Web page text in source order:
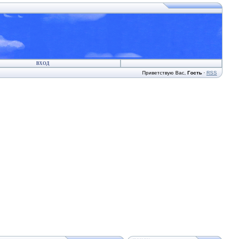
ВХОД
Приветствую Вас Гость · RSS